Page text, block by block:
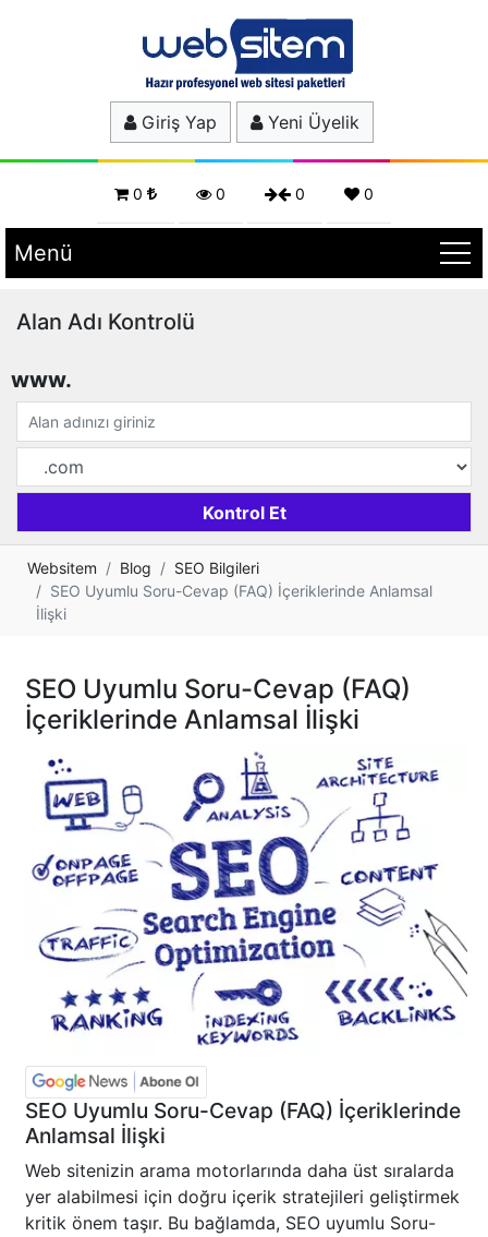
Giriş Yap Yeni Üyelik
0 0 0 0
Menü
Alan Adı Kontrolü
www.
Websitem Blog
SEO Bilgileri
SEO Uyumlu Soru-Cevap (FAQ) İçeriklerinde Anlamsal
İlişki
SEO Uyumlu Soru-Cevap (FAQ)
İçeriklerinde Anlamsal İlişki
SEO Uyumlu Soru-Cevap (FAQ) İçeriklerinde
Anlamsal İlişki
Web sitenizin arama motorlarında daha üst sıralarda
yer alabilmesi için doğru içerik stratejileri geliştirmek
kritik önem taşır. Bu bağlamda, SEO uyumlu Soru-